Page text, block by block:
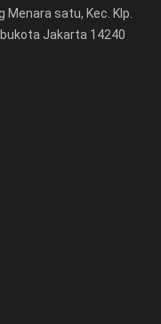
Menara satu, Kec. Klp.
Jakarta 14240